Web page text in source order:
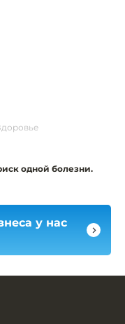
одной болезни.
у нас